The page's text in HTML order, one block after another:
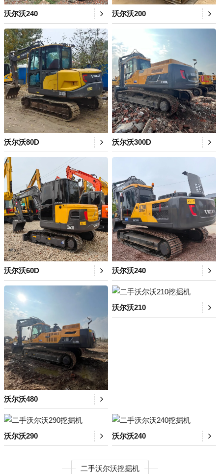
沃尔沃240 沃尔沃200
沃尔沃80D 沃尔沃300D
沃尔沃60D 沃尔沃240
沃尔沃480
沃尔沃210
沃尔沃290 沃尔沃240
二手沃尔沃挖掘机